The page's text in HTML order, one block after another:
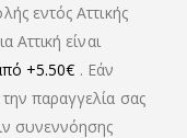
εντός Αττικής
Αττική είναι
+5.50€ . Εάν
παραγγελία σας
συνεννόησης